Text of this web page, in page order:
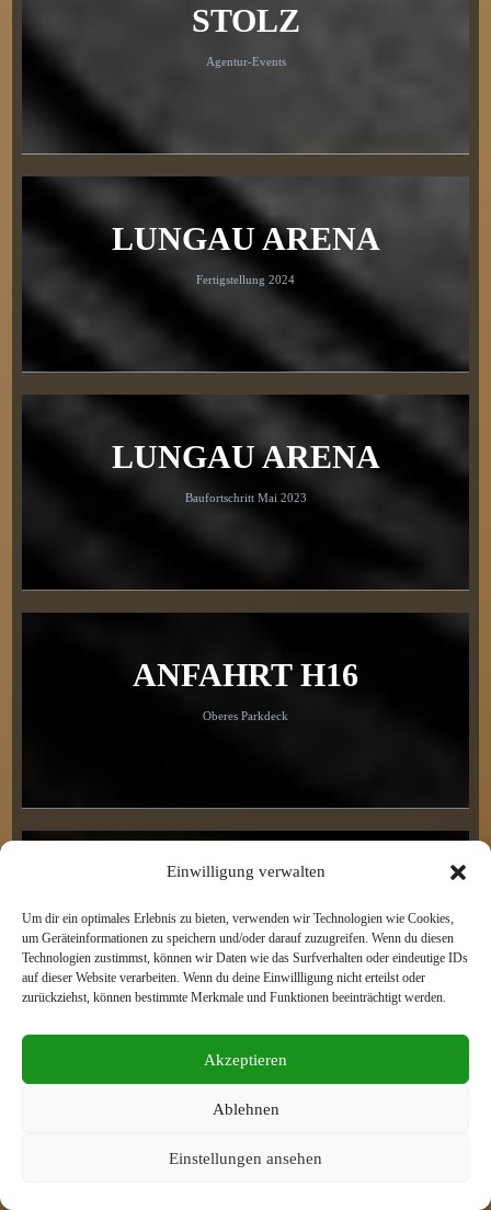
Einwilligung verwalten
Um dir ein optimales Erlebnis zu bieten, verwenden wir Technologien wie Cookies,
um Geräteinformationen zu speichern und/oder darauf zuzugreifen. Wenn du diesen
Technologien zustimmst, können wir Daten wie das Surfverhalten oder eindeutige IDs
auf dieser Website verarbeiten. Wenn du deine Einwillligung nicht erteilst oder
zurückziehst, können bestimmte Merkmale und Funktionen beeinträchtigt werden.
Akzeptieren
Ablehnen
Einstellungen ansehen
STOLZ
Agentur-Events
LUNGAU ARENA
Fertigstellung 2024
LUNGAU ARENA
Baufortschritt Mai 2023
ANFAHRT H16
Oberes Parkdeck
H16
Halle 2, 2023